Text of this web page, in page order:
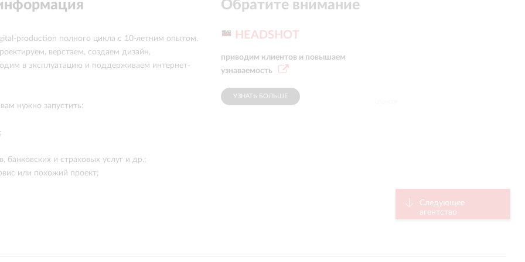
production полного цикла с 10-летним опытом.
верстаем, создаем дизайн,
в эксплуатацию и поддерживаем интернет-
нужно запустить:
банковских и страховых услуг и др.;
или похожий проект;
Обратите внимание
HEADSHOT
приводим клиентов и повышаем
узнаваемость
УЗНАТЬ БОЛЬШЕ
Следующее
агентство